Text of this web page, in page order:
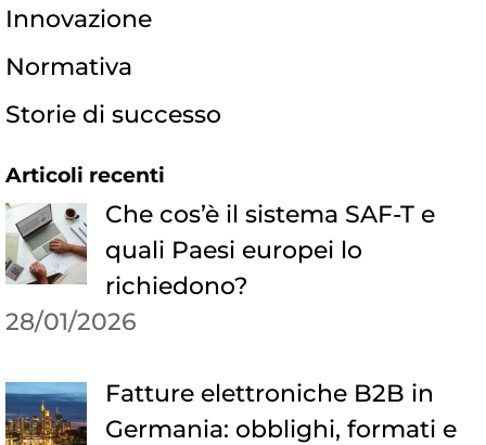
Innovazione
Normativa
Storie di successo
Articoli recenti
Che cos’è il sistema SAF-T e
quali Paesi europei lo
richiedono?
28/01/2026
Fatture elettroniche B2B in
Germania: obblighi, formati e